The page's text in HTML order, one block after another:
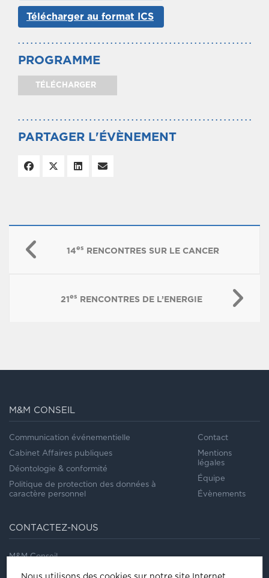
Télécharger au format ICS
PROGRAMME
TÉLÉCHARGER
PARTAGER L'ÉVÈNEMENT
14es RENCONTRES SUR LE CANCER
21es RENCONTRES DE L’ENERGIE
M&M CONSEIL
Communication événementielle
Cabinet Affaires publiques
Déontologie & conformité
Politique de protection des données à
caractère personnel
Contact
Mentions
légales
Équipe
Évènements
CONTACTEZ-NOUS
M&M Conseil